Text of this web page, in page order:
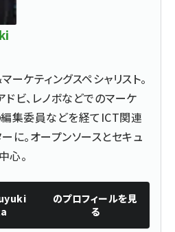
ーケティングスペシャリスト。
ドビ、レノボなどでのマーケ
編集委員などを経てICT関連
に。オープンソースとセキュ
心。
のプロフィールを見
る